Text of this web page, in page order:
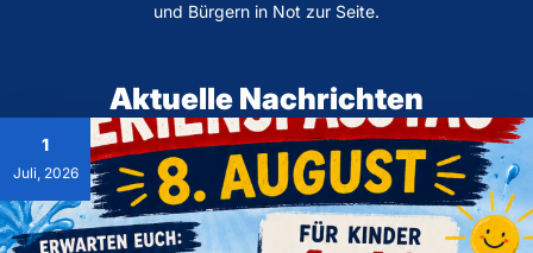
und Bürgern in Not zur Seite.
Aktuelle Nachrichten
1
Juli, 2026